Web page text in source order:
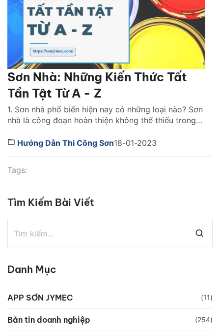
Sơn Nhà: Những Kiến Thức Tất
Tần Tật Từ A - Z
1. Sơn nhà phổ biến hiện nay có những loại nào? Sơn
nhà là công đoạn hoàn thiện không thể thiếu trong
như chiếc áo bảo vệ ngôi nhà khỏi những tác động
Hướng Dẫn Thi Công Sơn18-01-2023
Tags:
Tìm Kiếm Bài Viết
Danh Mục
APP SƠN JYMEC (11)
Bản tin doanh nghiệp (254)